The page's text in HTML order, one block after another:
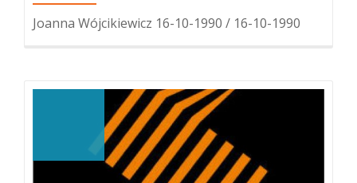
Joanna Wójcikiewicz 16-10-1990 / 16-10-1990